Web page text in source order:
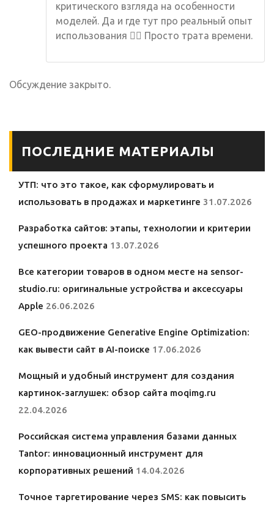
критического взгляда на особенности
моделей. Да и где тут про реальный опыт
использования 💁‍♂️ Просто трата времени.
Обсуждение закрыто.
ПОСЛЕДНИЕ МАТЕРИАЛЫ
УТП: что это такое, как сформулировать и
использовать в продажах и маркетинге 31.07.2026
Разработка сайтов: этапы, технологии и критерии
успешного проекта 13.07.2026
Все категории товаров в одном месте на sensor-
studio.ru: оригинальные устройства и аксессуары
Apple 26.06.2026
GEO-продвижение Generative Engine Optimization:
как вывести сайт в AI-поиске 17.06.2026
Мощный и удобный инструмент для создания
картинок-заглушек: обзор сайта moqimg.ru
22.04.2026
Российская система управления базами данных
Tantor: инновационный инструмент для
корпоративных решений 14.04.2026
Точное таргетирование через SMS: как повысить